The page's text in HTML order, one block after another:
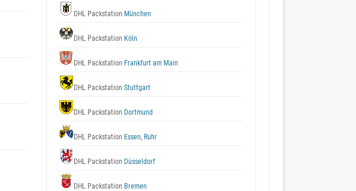
DHL Packstation München
DHL Packstation Köln
DHL Packstation Frankfurt am Main
DHL Packstation Stuttgart
DHL Packstation Dortmund
DHL Packstation Essen, Ruhr
DHL Packstation Düsseldorf
DHL Packstation Bremen